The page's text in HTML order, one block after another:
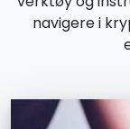
navigere i